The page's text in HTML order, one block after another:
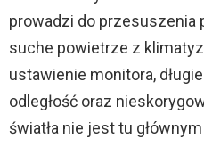
prowadzi do przesuszenia
suche powietrze z
ustawienie monitora,
odległość oraz
światła nie jest tu